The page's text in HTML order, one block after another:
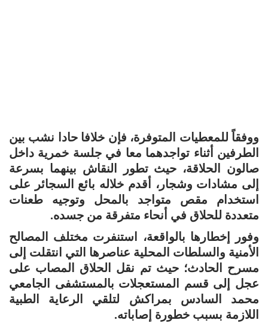
ووفقاً للمعطيات المتوفرة، فإن خلافا حادا نشب بين
الطرفين أثناء تواجدهما معا في جلسة خمرية داخل
صالون الحلاقة، حيث تطور النقاش بينهما بسرعة
إلى مشادات وشجار، أقدم خلاله بائع السجائر على
استخدام مقص متواجد بالمحل وتوجيه طعنات
متعددة للحلاق في أنحاء متفرقة من جسده.
وفور إخطارها بالواقعة، استنفرت مختلف المصالح
الأمنية والسلطات المحلية عناصرها التي انتقلت إلى
مسرح الحادث؛ حيث تم نقل الحلاق المصاب على
عجل إلى قسم المستعجلات بالمستشفى الجامعي
محمد السادس بمراكش لتلقي الرعاية الطبية
اللازمة بسبب خطورة إصاباته.